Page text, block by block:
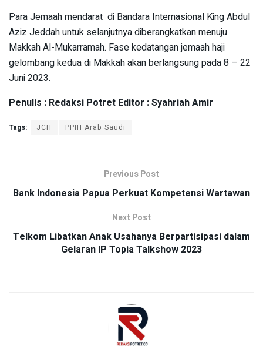
Para Jemaah mendarat di Bandara Internasional King Abdul
Aziz Jeddah untuk selanjutnya diberangkatkan menuju
Makkah Al-Mukarramah. Fase kedatangan jemaah haji
gelombang kedua di Makkah akan berlangsung pada 8 – 22
Juni 2023.
Penulis : Redaksi Potret Editor : Syahriah Amir
Tags: JCH PPIH Arab Saudi
Previous Post
Bank Indonesia Papua Perkuat Kompetensi Wartawan
Next Post
Telkom Libatkan Anak Usahanya Berpartisipasi dalam
Gelaran IP Topia Talkshow 2023